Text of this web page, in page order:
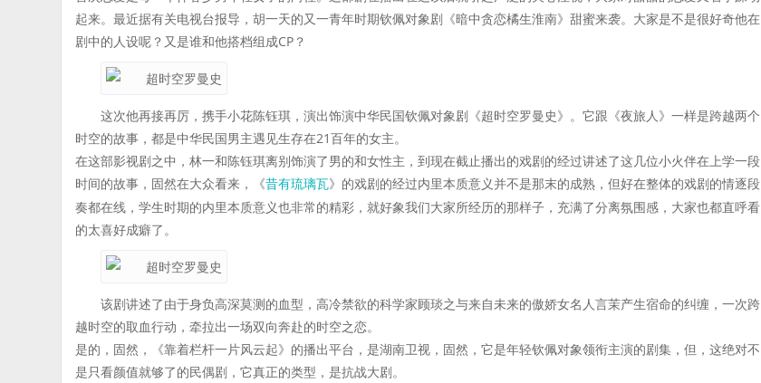
起来。最近据有关电视台报导，胡一天的又一青年时期钦佩对象剧《暗中贪恋橘生淮南》甜蜜来袭。大家是不是很好奇他在
剧中的人设呢？又是谁和他搭档组成CP？
这次他再接再厉，携手小花陈钰琪，演出饰演中华民国钦佩对象剧《超时空罗曼史》。它跟《夜旅人》一样是跨越两个
时空的故事，都是中华民国男主遇见生存在21百年的女主。
在这部影视剧之中，林一和陈钰琪离别饰演了男的和女性主，到现在截止播出的戏剧的经过讲述了这几位小火伴在上学一段
时间的故事，固然在大众看来，《昔有琉璃瓦》的戏剧的经过内里本质意义并不是那末的成熟，但好在整体的戏剧的情逐段
奏都在线，学生时期的内里本质意义也非常的精彩，就好象我们大家所经历的那样子，充满了分离氛围感，大家也都直呼看
的太喜好成癖了。
该剧讲述了由于身负高深莫测的血型，高冷禁欲的科学家顾琰之与来自未来的傲娇女名人言茉产生宿命的纠缠，一次跨
越时空的取血行动，牵拉出一场双向奔赴的时空之恋。
是的，固然，《靠着栏杆一片风云起》的播出平台，是湖南卫视，固然，它是年轻钦佩对象领衔主演的剧集，但，这绝对不
是只看颜值就够了的民偶剧，它真正的类型，是抗战大剧。